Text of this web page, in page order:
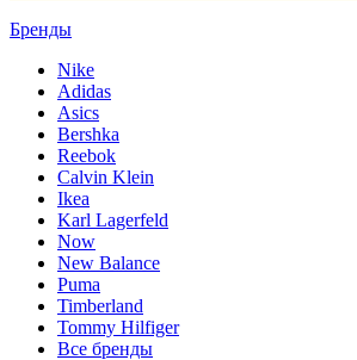
Бренды
Nike
Adidas
Asics
Bershka
Reebok
Calvin Klein
Ikea
Karl Lagerfeld
Now
New Balance
Puma
Timberland
Tommy Hilfiger
Все бренды